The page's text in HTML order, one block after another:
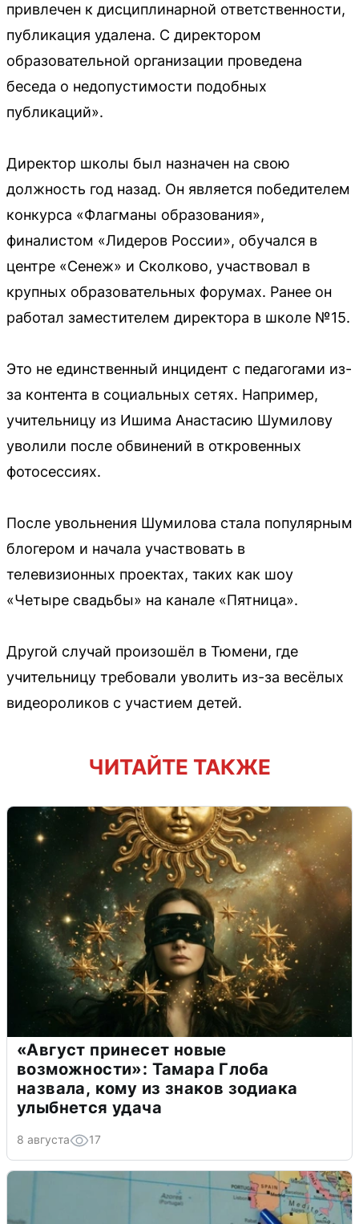
привлечен к дисциплинарной ответственности,
публикация удалена. С директором
образовательной организации проведена
беседа о недопустимости подобных
публикаций».
Директор школы был назначен на свою
должность год назад. Он является победителем
конкурса «Флагманы образования»,
финалистом «Лидеров России», обучался в
центре «Сенеж» и Сколково, участвовал в
крупных образовательных форумах. Ранее он
работал заместителем директора в школе №15.
Это не единственный инцидент с педагогами из-
за контента в социальных сетях. Например,
учительницу из Ишима Анастасию Шумилову
уволили после обвинений в откровенных
фотосессиях.
После увольнения Шумилова стала популярным
блогером и начала участвовать в
телевизионных проектах, таких как шоу
«Четыре свадьбы» на канале «Пятница».
Другой случай произошёл в Тюмени, где
учительницу требовали уволить из-за весёлых
видеороликов с участием детей.
ЧИТАЙТЕ ТАКЖЕ
«Август принесет новые
возможности»: Тамара Глоба
назвала, кому из знаков зодиака
улыбнется удача
8 августа 17